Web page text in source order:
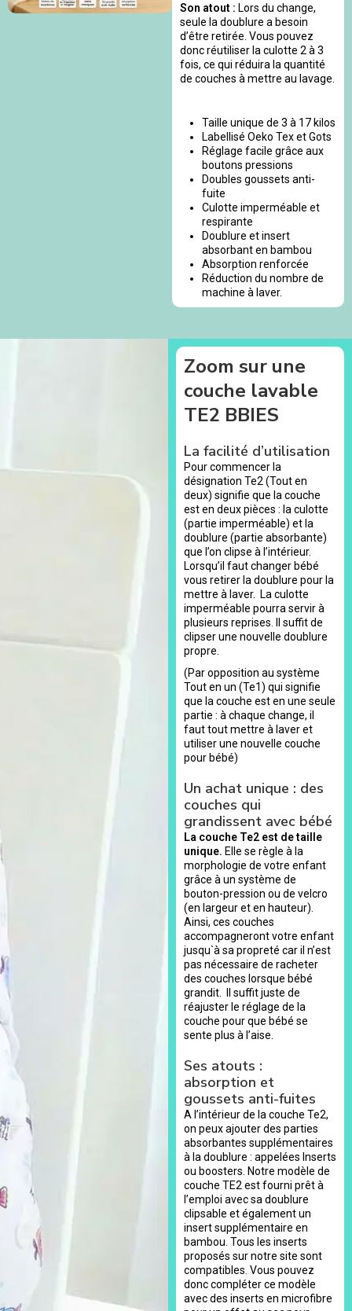
Son atout : Lors du change,
seule la doublure a besoin
d’être retirée. Vous pouvez
donc réutiliser la culotte 2 à 3
fois, ce qui réduira la quantité
de couches à mettre au lavage.
Taille unique de 3 à 17 kilos
Labellisé Oeko Tex et Gots
Réglage facile grâce aux
boutons pressions
Doubles goussets anti-
fuite
Culotte imperméable et
respirante
Doublure et insert
absorbant en bambou
Absorption renforcée
Réduction du nombre de
machine à laver.
Zoom sur une
couche lavable
TE2 BBIES
La facilité d’utilisation
Pour commencer la
désignation Te2 (Tout en
deux) signifie que la couche
est en deux pièces : la culotte
(partie imperméable) et la
doublure (partie absorbante)
que l’on clipse à l’intérieur.
Lorsqu’il faut changer bébé
vous retirer la doublure pour la
mettre à laver. La culotte
imperméable pourra servir à
plusieurs reprises. Il suffit de
clipser une nouvelle doublure
propre.
(Par opposition au système
Tout en un (Te1) qui signifie
que la couche est en une seule
partie : à chaque change, il
faut tout mettre à laver et
utiliser une nouvelle couche
pour bébé)
Un achat unique : des
couches qui
grandissent avec bébé
La couche Te2 est de taille
unique. Elle se règle à la
morphologie de votre enfant
grâce à un système de
bouton-pression ou de velcro
(en largeur et en hauteur).
Ainsi, ces couches
accompagneront votre enfant
jusqu`à sa propreté car il n’est
pas nécessaire de racheter
des couches lorsque bébé
grandit. Il suffit juste de
réajuster le réglage de la
couche pour que bébé se
sente plus à l’aise.
Ses atouts :
absorption et
goussets anti-fuites
A l’intérieur de la couche Te2,
on peux ajouter des parties
absorbantes supplémentaires
à la doublure : appelées Inserts
ou boosters. Notre modèle de
couche TE2 est fourni prêt à
l’emploi avec sa doublure
clipsable et également un
insert supplémentaire en
bambou. Tous les inserts
proposés sur notre site sont
compatibles. Vous pouvez
donc compléter ce modèle
avec des inserts en microfibre